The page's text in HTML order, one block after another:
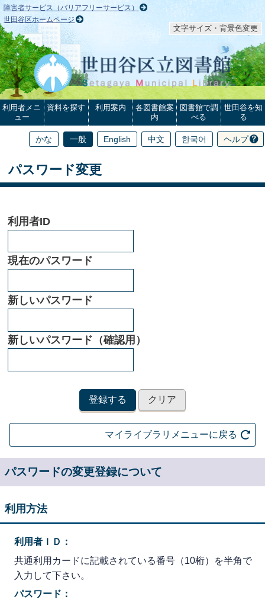
本文へ
障害者サービス（バリアフリーサービス）
世田谷区ホームページ
文字サイズ・背景色変更
利用者メニ
ュー
資料を探す 利用案内
各図書館案
内
図書館で調
べる
世田谷を知
る
かな 一般 English 中文 한국어 ヘルプ
パスワード変更
利用者ID
現在のパスワード
新しいパスワード
新しいパスワード（確認用）
マイライブラリメニューに戻る
パスワードの変更登録について
利用方法
利用者ＩＤ：
共通利用カードに記載されている番号（10桁）を半角で
入力して下さい。
パスワード：